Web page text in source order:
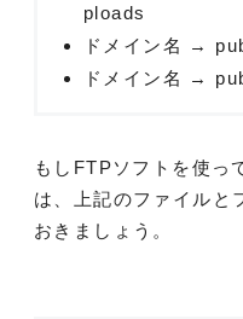
ploads
ドメイン名 →
ドメイン名 →
もしFTPソフトを使っ
は、上記のファイルと
おきましょう。